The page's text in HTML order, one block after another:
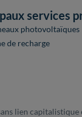
services
photovoltaïques
de recharge
lien capitalistique